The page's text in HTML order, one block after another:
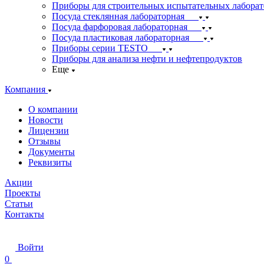
Приборы для строительных испытательных
Посуда стеклянная лабораторная
Посуда фарфоровая лабораторная
Посуда пластиковая лабораторная
Приборы серии TESTO
Приборы для анализа нефти и нефтепродуктов
Еще
Компания
О компании
Новости
Лицензии
Отзывы
Документы
Реквизиты
Акции
Проекты
Статьи
Контакты
Войти
0